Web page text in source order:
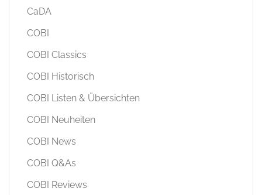
CaDA
COBI
COBI Classics
COBI Historisch
COBI Listen & Übersichten
COBI Neuheiten
COBI News
COBI Q&As
COBI Reviews